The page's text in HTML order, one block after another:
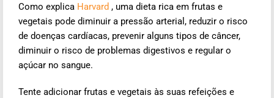
Como explica Harvard , uma dieta rica em frutas e
vegetais pode diminuir a pressão arterial, reduzir o risco
de doenças cardíacas, prevenir alguns tipos de câncer,
diminuir o risco de problemas digestivos e regular o
açúcar no sangue.
Tente adicionar frutas e vegetais às suas refeições e